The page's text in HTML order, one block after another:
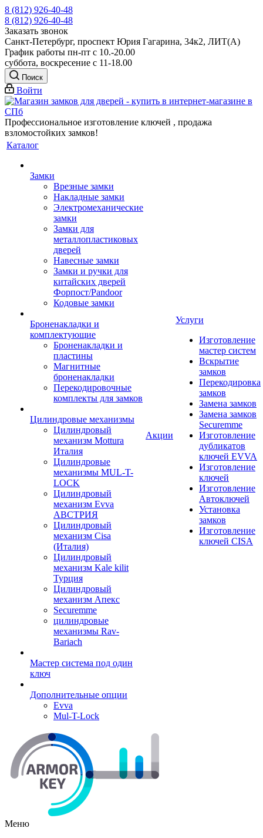
8 (812) 926-40-48
8 (812) 926-40-48
Заказать звонок
Санкт-Петербург, проспект Юрия Гагарина, 34к2, ЛИТ(А)
График работы пн-пт с 10.-20.00
суббота, воскресение с 11-18.00
Поиск
Войти
Профессиональное изготовление ключей , продажа
взломостойких замков!
Каталог
Замки
Врезные замки
Накладные замки
Электромеханические
замки
Замки для
металлопластиковых
дверей
Навесные замки
Замки и ручки для
китайских дверей
Форпост/Раndoor
Кодовые замки
Броненакладки и
комплектующие
Броненакладки и
пластины
Магнитные
броненакладки
Перекодировочные
комплекты для замков
Цилиндровые механизмы
Цилиндровый
механизм Mottura
Италия
Цилиндровые
механизмы MUL-T-
LOCK
Цилиндровый
механизм Evva
АВСТРИЯ
Цилиндровый
механизм Cisa
(Италия)
Цилиндровый
механизм Kale kilit
Турция
Цилиндровый
механизм Апекс
Securemme
цилиндровые
механизмы Rav-
Bariach
Мастер система под один
ключ
Дополнительные опции
Evva
Mul-T-Lock
Акции
Услуги
Изготовление
мастер систем
Вскрытие
замков
Перекодировка
замков
Замена замков
Замена замков
Securemme
Изготовление
дубликатов
ключей EVVA
Изготовление
ключей
Изготовление
Автоключей
Установка
замков
Изготовление
ключей CISA
Меню